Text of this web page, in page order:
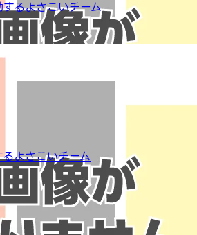
るよさこいチーム
よさこいチーム